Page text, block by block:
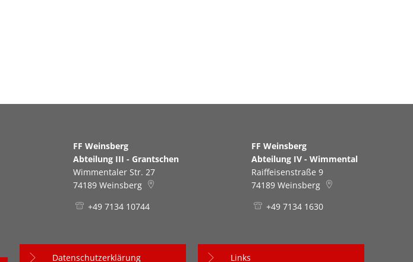
FF Weinsberg
Abteilung III - Grantschen
Wimmentaler Str. 27
74189 Weinsberg
+49 7134 10744
Datenschutzerklärung
FF Weinsberg
Abteilung IV - Wimmental
Raiffeisenstraße 9
74189 Weinsberg
+49 7134 1630
Links